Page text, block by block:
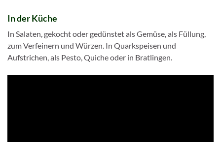
In der Küche
In Salaten, gekocht oder gedünstet als Gemüse, als Füllung,
zum Verfeinern und Würzen. In Quarkspeisen und
Aufstrichen, als Pesto, Quiche oder in Bratlingen.